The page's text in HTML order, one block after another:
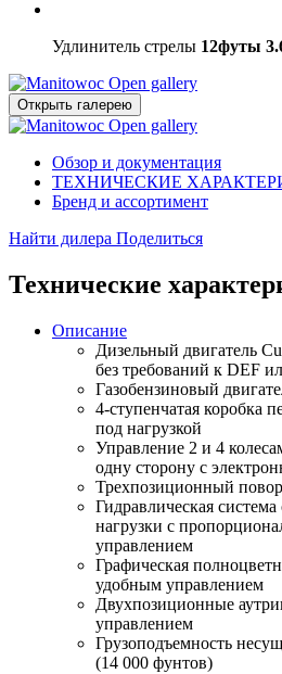
Удлинитель стрелы 12футы
Open gallery
Открыть галерею
Open gallery
Обзор и документация
ТЕХНИЧЕСКИЕ
Бренд и ассортимент
Найти дилера Поделиться
Технические
Описание
Дизельный двигатель
без требований к DEF
Газобензиновый
4-ступенчатая коробка
под нагрузкой
Управление 2 и 4
одну сторону с
Трехпозиционный
Гидравлическая
нагрузки с
управлением
Графическая
удобным управлением
Двухпозиционные
управлением
Грузоподъемность
(14 000 фунтов)